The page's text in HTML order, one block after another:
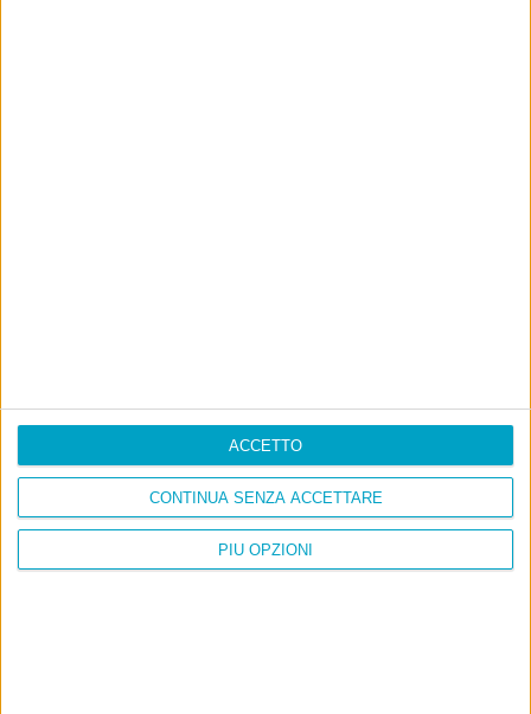
PIÙ OPZIONI
CONTINUA SENZA ACCETTARE
ACCETTO